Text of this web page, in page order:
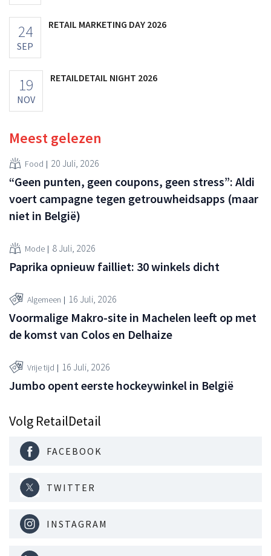
24
SEP
RETAIL MARKETING DAY 2026
19
NOV
RETAILDETAIL NIGHT 2026
Meest gelezen
Food 20 Juli, 2026
“Geen punten, geen coupons, geen stress”: Aldi
voert campagne tegen getrouwheidsapps (maar
niet in België)
Mode 8 Juli, 2026
Paprika opnieuw failliet: 30 winkels dicht
Algemeen 16 Juli, 2026
Voormalige Makro-site in Machelen leeft op met
de komst van Colos en Delhaize
Vrije tijd 16 Juli, 2026
Jumbo opent eerste hockeywinkel in België
Volg RetailDetail
FACEBOOK
TWITTER
INSTAGRAM